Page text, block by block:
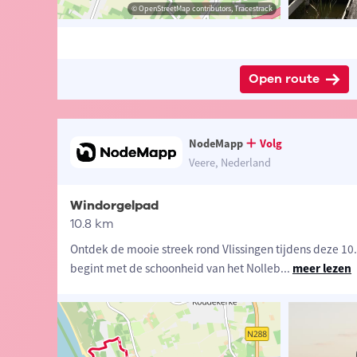
© OpenStreetMap contributors, Tracestrack
Open route
Commons © OpenStreetMap contributors, Tracestrack ©
NodeMapp
Volg
Veere, Nederland
Windorgelpad
10.8 km
Ontdek de mooie streek rond Vlissingen tijdens deze
begint met de schoonheid van het Nolleb... meer lezen